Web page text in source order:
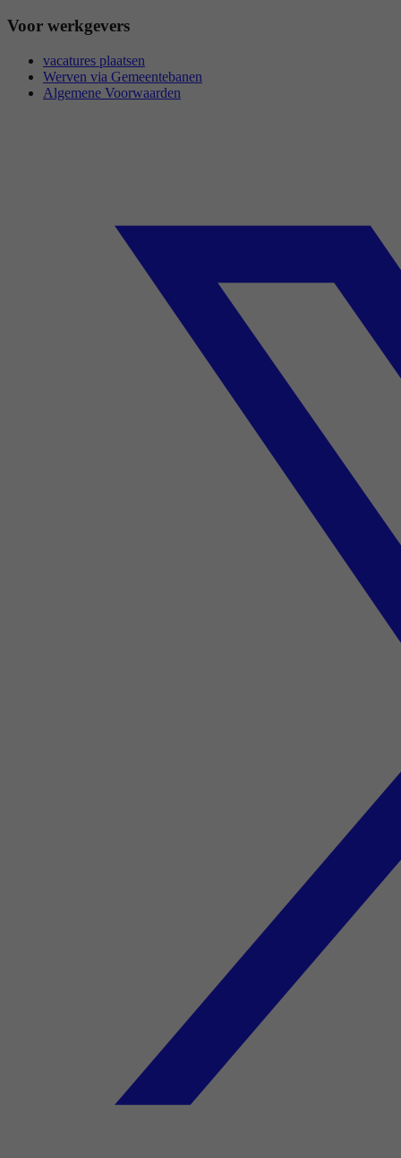
Voor werkgevers
vacatures plaatsen
Werven via Gemeentebanen
Algemene Voorwaarden